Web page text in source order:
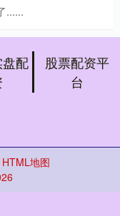
......
配
股票配资平
台
HTML地图